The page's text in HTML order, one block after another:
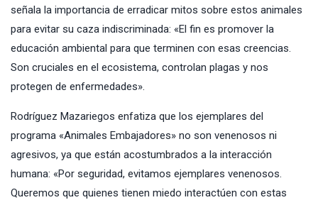
señala la importancia de erradicar mitos sobre estos animales
para evitar su caza indiscriminada: «El fin es promover la
educación ambiental para que terminen con esas creencias.
Son cruciales en el ecosistema, controlan plagas y nos
protegen de enfermedades».
Rodríguez Mazariegos enfatiza que los ejemplares del
programa «Animales Embajadores» no son venenosos ni
agresivos, ya que están acostumbrados a la interacción
humana: «Por seguridad, evitamos ejemplares venenosos.
Queremos que quienes tienen miedo interactúen con estas